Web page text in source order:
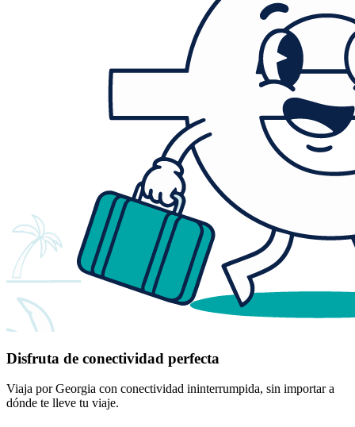
Disfruta de conectividad perfecta
Viaja por Georgia con conectividad ininterrumpida, sin importar a
dónde te lleve tu viaje.